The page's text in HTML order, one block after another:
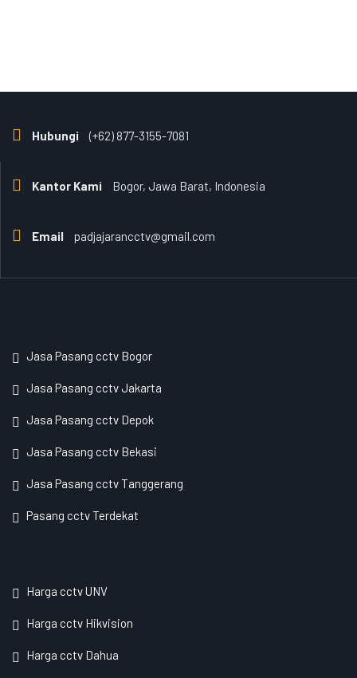
Hubungi (+62) 877-3155-7081
Kantor Kami Bogor, Jawa Barat, Indonesia
Email padjajarancctv@gmail.com
Jasa Pasang cctv Bogor
Jasa Pasang cctv Jakarta
Jasa Pasang cctv Depok
Jasa Pasang cctv Bekasi
Jasa Pasang cctv Tanggerang
Pasang cctv Terdekat
Harga cctv UNV
Harga cctv Hikvision
Harga cctv Dahua